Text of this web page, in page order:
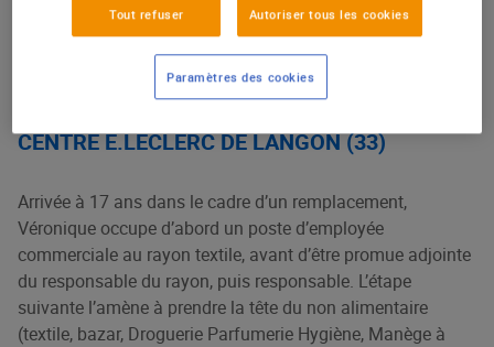
directeurs de magasins.
CENTRE E.LECLERC DE LANGON (33)
Arrivée à 17 ans dans le cadre d’un remplacement,
Véronique occupe d’abord un poste d’employée
commerciale au rayon textile, avant d’être promue adjointe
du responsable du rayon, puis responsable. L’étape
suivante l’amène à prendre la tête du non alimentaire
(textile, bazar, Droguerie Parfumerie Hygiène, Manège à
Tout refuser Autoriser tous les cookies
Paramètres des cookies